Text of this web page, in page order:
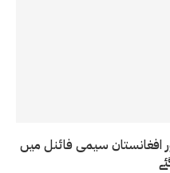
افغانستان سیمی فائنل میں